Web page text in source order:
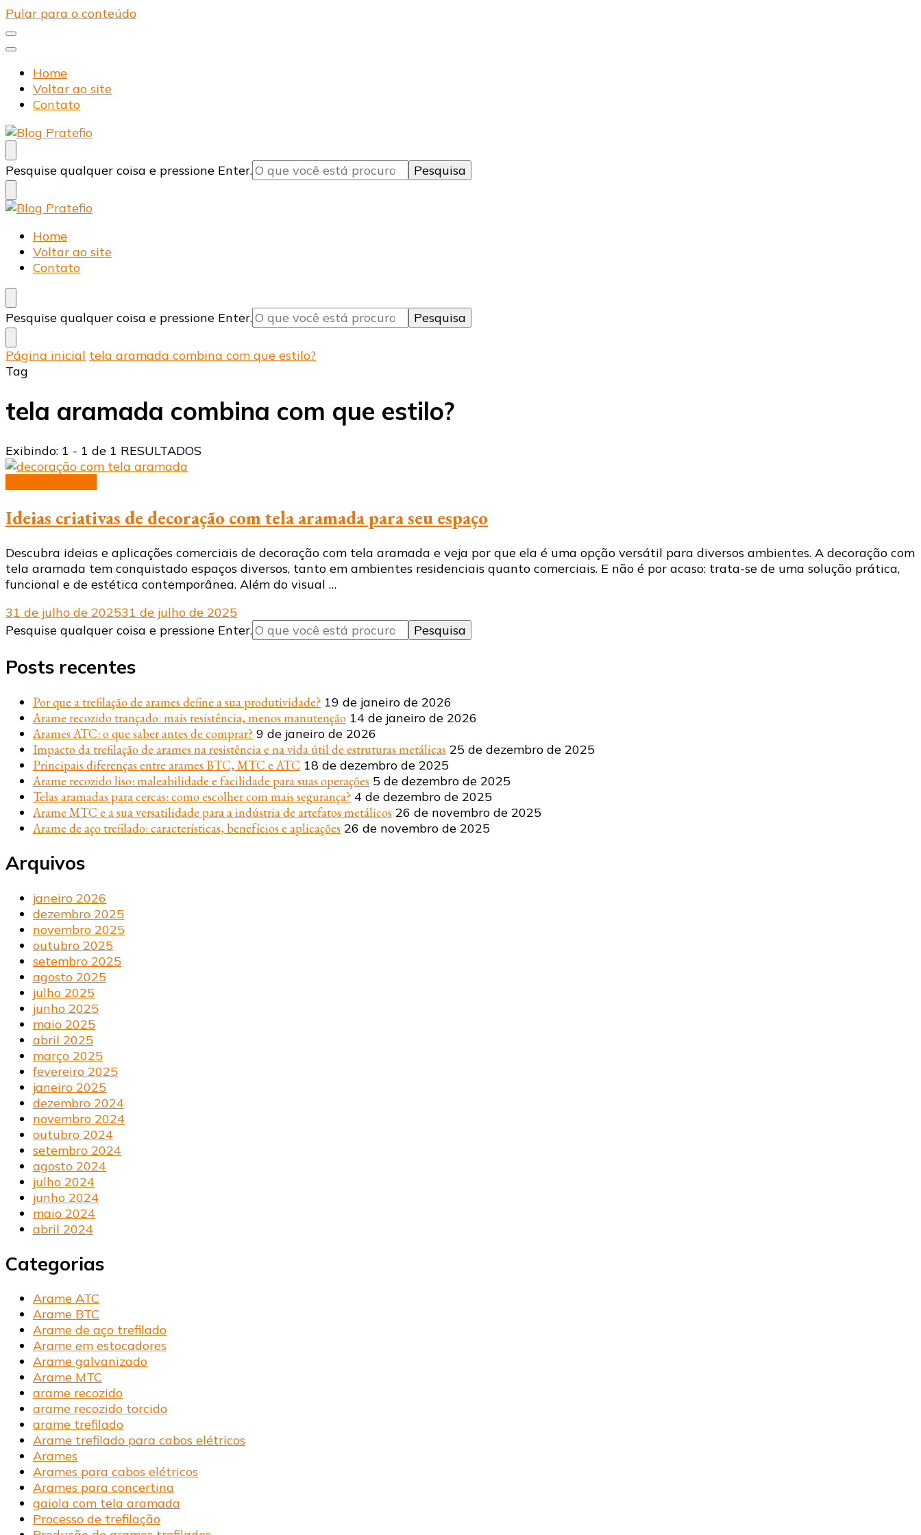
Pular para o conteúdo
Home
Voltar ao site
Contato
Blog Pratefio
Arames e Telas de Qualidade
Procurando
algo?
Pesquise qualquer coisa e pressione Enter.
Blog Pratefio
Arames e Telas de Qualidade
Home
Voltar ao site
Contato
Procurando
algo?
Pesquise qualquer coisa e pressione Enter.
Página inicial tela aramada combina com que estilo?
Tag
tela aramada combina com que estilo?
Exibindo: 1 - 1 de 1 RESULTADOS
Ideias criativas de decoração com tela aramada para seu espaço
Descubra ideias e aplicações comerciais de decoração com tela aramada e veja por que ela é uma opção versátil para diversos ambientes. A decoração com
tela aramada tem conquistado espaços diversos, tanto em ambientes residenciais quanto comerciais. E não é por acaso: trata-se de uma solução prática,
funcional e de estética contemporânea. Além do visual …
31 de julho de 202531 de julho de 2025
Procurando
Pesquise qualquer coisa e pressione Enter.
Posts recentes
Por que a trefilação de arames define a sua produtividade? 19 de janeiro de 2026
Arame recozido trançado: mais resistência, menos manutenção 14 de janeiro de 2026
Arames ATC: o que saber antes de comprar? 9 de janeiro de 2026
Impacto da trefilação de arames na resistência e na vida útil de estruturas metálicas 25 de dezembro de 2025
Principais diferenças entre arames BTC, MTC e ATC 18 de dezembro de 2025
Arame recozido liso: maleabilidade e facilidade para suas operações 5 de dezembro de 2025
Telas aramadas para cercas: como escolher com mais segurança? 4 de dezembro de 2025
Arame MTC e a sua versatilidade para a indústria de artefatos metálicos 26 de novembro de 2025
Arame de aço trefilado: características, benefícios e aplicações 26 de novembro de 2025
Arquivos
janeiro 2026
dezembro 2025
novembro 2025
outubro 2025
setembro 2025
agosto 2025
julho 2025
junho 2025
maio 2025
abril 2025
março 2025
fevereiro 2025
janeiro 2025
dezembro 2024
novembro 2024
outubro 2024
setembro 2024
agosto 2024
julho 2024
junho 2024
maio 2024
abril 2024
Categorias
Arame ATC
Arame BTC
Arame de aço trefilado
Arame em estocadores
Arame galvanizado
Arame MTC
arame recozido
arame recozido torcido
arame trefilado
Arame trefilado para cabos elétricos
Arames
Arames para cabos elétricos
Arames para concertina
gaiola com tela aramada
Processo de trefilação